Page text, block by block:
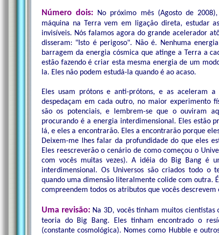
Número dois: No próximo mês (Agosto de
máquina na Terra vem em ligação direta, estudar
invisíveis. Nós falamos agora do grande acelerador
disseram: "Isto é perigoso". Não é. Nenhuma
barragem da energia cósmica que atinge a Terra a
estão fazendo é criar esta mesma energia de um
la. Eles não podem estudá-la quando é ao acaso.
Eles usam prótons e anti-prótons, e as aceleram
despedaçam em cada outro, no maior experimento
são os potenciais, e lembrem-se que o ouviram
procurando é a energia interdimensional. Eles estão
lá, e eles a encontrarão. Eles a encontrarão porque
Deixem-me lhes falar da profundidade do que eles
Eles reescreverão o cenário de como começou o
com vocês muitas vezes). A idéia do Big Bang é
interdimensional. Os Universos são criados todo o
quando uma dimensão literalmente colide com outra.
compreendem todos os atributos que vocês descrevem
Uma revisão: Na 3D, vocês tinham muitos
teoria do Big Bang. Eles tinham encontrado o
(constante cosmológica). Nomes como Hubble e